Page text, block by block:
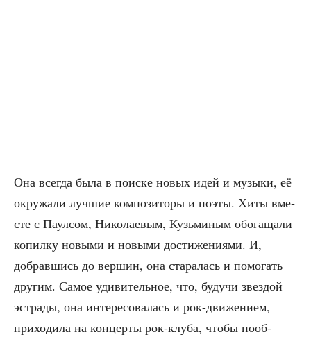
Она все­гда была в поис­ке новых идей и музы­ки, её
окру­жа­ли луч­шие ком­по­зи­то­ры и поэты. Хиты вме­
сте с Паул­сом, Нико­ла­е­вым, Кузь­ми­ным обо­га­ща­ли
копил­ку новы­ми и новы­ми дости­же­ни­я­ми. И,
добрав­шись до вер­шин, она ста­ра­лась и помо­гать
дру­гим. Самое уди­ви­тель­ное, что, будучи звез­дой
эст­ра­ды, она инте­ре­со­ва­лась и рок-дви­же­ни­ем,
при­хо­ди­ла на кон­цер­ты рок-клу­ба, что­бы пооб­